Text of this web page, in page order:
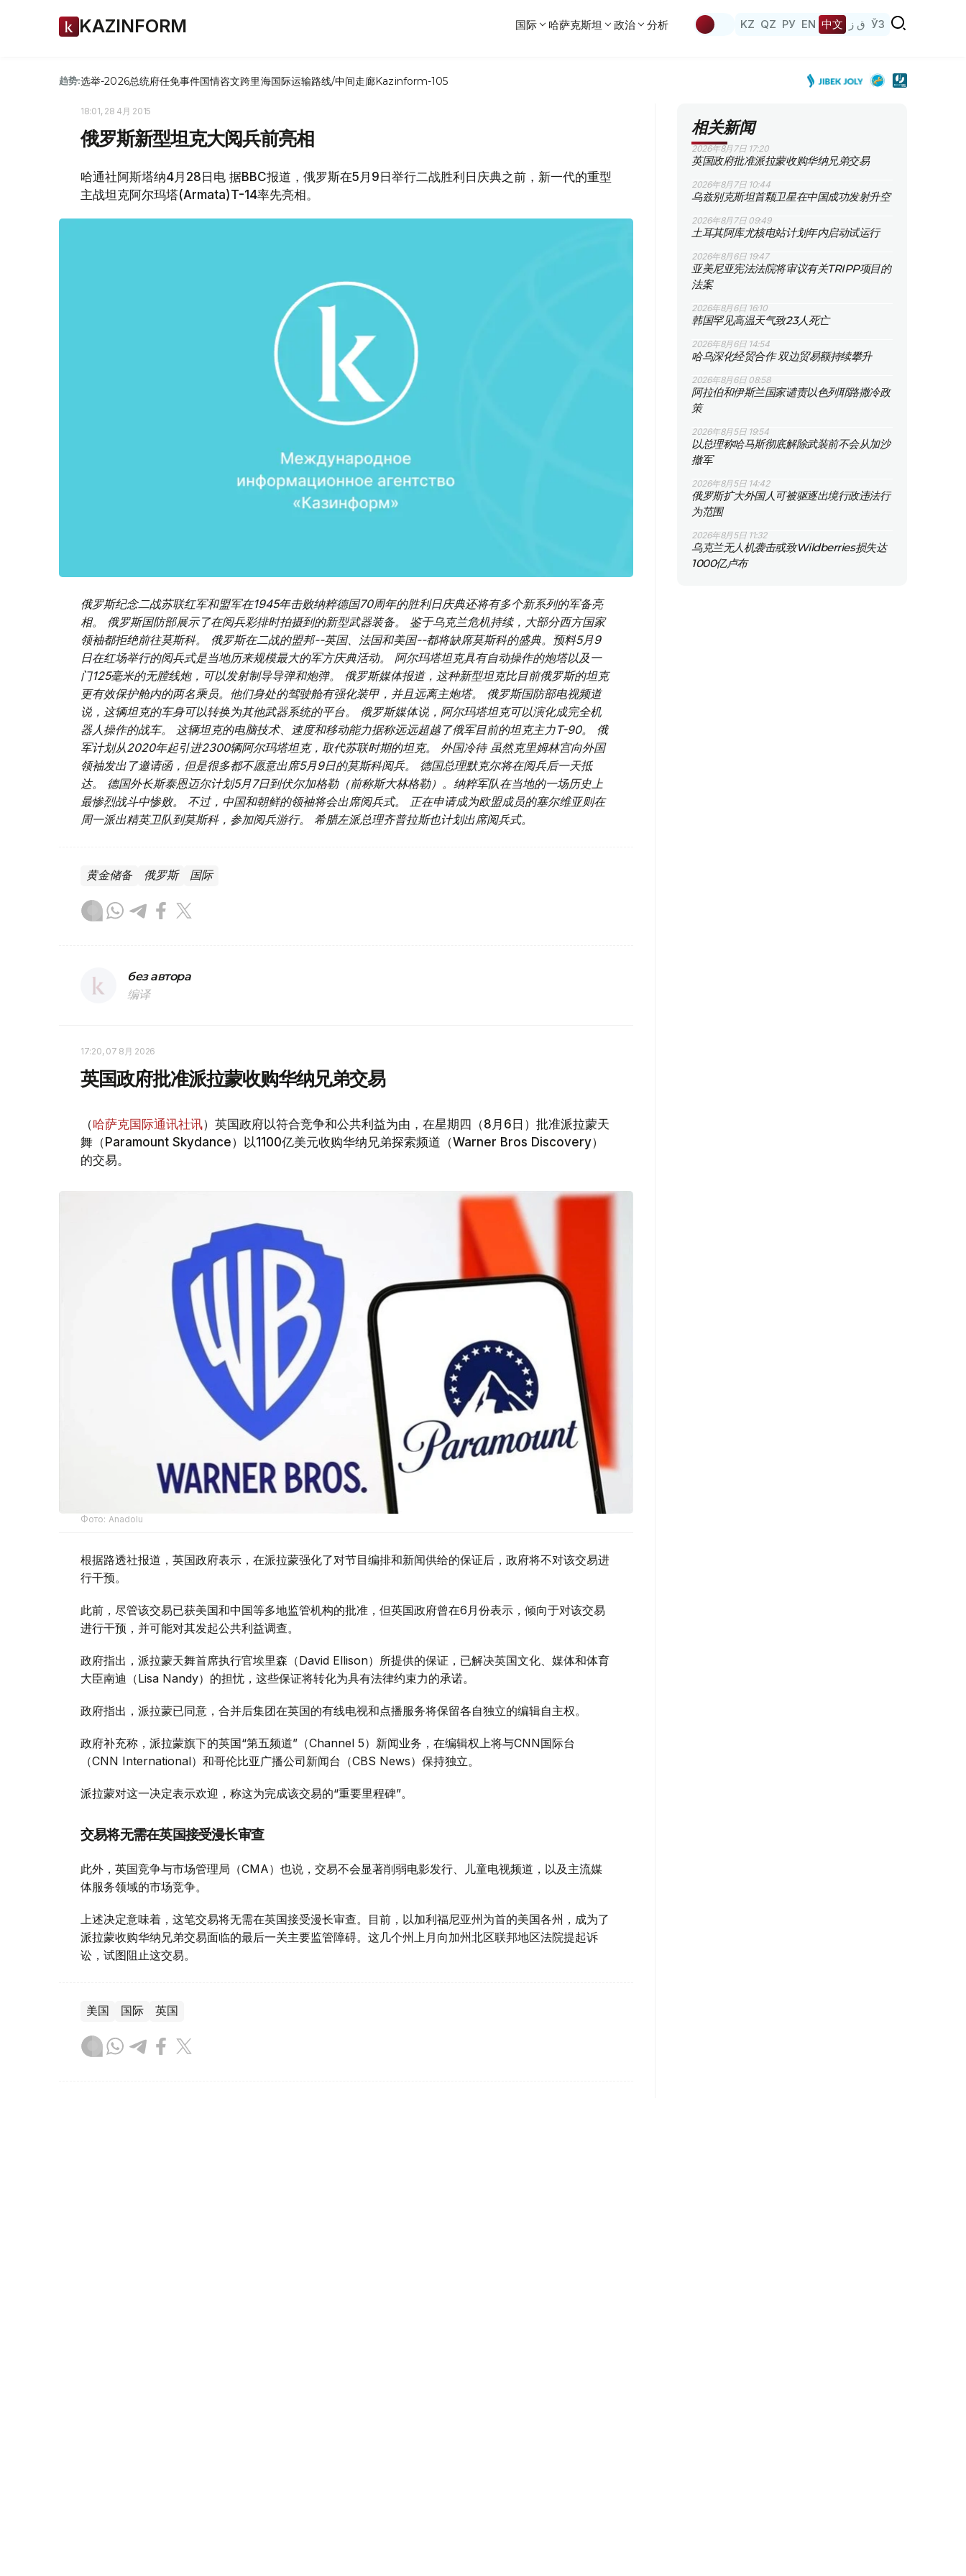
KAZINFORM 国际 哈萨克斯坦 政治 分析 KZ QZ РУ EN 中文 ق ز ЎЗ
趋势:选举-2026总统府任免事件国情咨文跨里海国际运输路线/中间走廊Kazinform-105
18:01, 28 4月 2015
俄罗斯新型坦克大阅兵前亮相
哈通社阿斯塔纳4月28日电 据BBC报道，俄罗斯在5月9日举行二战胜利日庆典之前，新一代的重型
主战坦克阿尔玛塔(Armata)T-14率先亮相。
俄罗斯纪念二战苏联红军和盟军在1945年击败纳粹德国70周年的胜利日庆典还将有多个新系列的军备亮
相。 俄罗斯国防部展示了在阅兵彩排时拍摄到的新型武器装备。 鉴于乌克兰危机持续，大部分西方国家
领袖都拒绝前往莫斯科。 俄罗斯在二战的盟邦--英国、法国和美国--都将缺席莫斯科的盛典。预料5月9
日在红场举行的阅兵式是当地历来规模最大的军方庆典活动。 阿尔玛塔坦克具有自动操作的炮塔以及一
门125毫米的无膛线炮，可以发射制导导弹和炮弹。 俄罗斯媒体报道，这种新型坦克比目前俄罗斯的坦克
更有效保护舱内的两名乘员。他们身处的驾驶舱有强化装甲，并且远离主炮塔。 俄罗斯国防部电视频道
说，这辆坦克的车身可以转换为其他武器系统的平台。 俄罗斯媒体说，阿尔玛塔坦克可以演化成完全机
器人操作的战车。 这辆坦克的电脑技术、速度和移动能力据称远远超越了俄军目前的坦克主力T-90。 俄
军计划从2020年起引进2300辆阿尔玛塔坦克，取代苏联时期的坦克。 外国冷待 虽然克里姆林宫向外国
领袖发出了邀请函，但是很多都不愿意出席5月9日的莫斯科阅兵。 德国总理默克尔将在阅兵后一天抵
达。 德国外长斯泰恩迈尔计划5月7日到伏尔加格勒（前称斯大林格勒）。纳粹军队在当地的一场历史上
最惨烈战斗中惨败。 不过，中国和朝鲜的领袖将会出席阅兵式。 正在申请成为欧盟成员的塞尔维亚则在
周一派出精英卫队到莫斯科，参加阅兵游行。 希腊左派总理齐普拉斯也计划出席阅兵式。
黄金储备 俄罗斯 国际
без автора
编译
17:20, 07 8月 2026
英国政府批准派拉蒙收购华纳兄弟交易
（哈萨克国际通讯社讯）英国政府以符合竞争和公共利益为由，在星期四（8月6日）批准派拉蒙天
舞（Paramount Skydance）以1100亿美元收购华纳兄弟探索频道（Warner Bros Discovery）
的交易。
Фото: Аnadolu
根据路透社报道，英国政府表示，在派拉蒙强化了对节目编排和新闻供给的保证后，政府将不对该交易进
行干预。
此前，尽管该交易已获美国和中国等多地监管机构的批准，但英国政府曾在6月份表示，倾向于对该交易
进行干预，并可能对其发起公共利益调查。
政府指出，派拉蒙天舞首席执行官埃里森（David Ellison）所提供的保证，已解决英国文化、媒体和体育
大臣南迪（Lisa Nandy）的担忧，这些保证将转化为具有法律约束力的承诺。
政府指出，派拉蒙已同意，合并后集团在英国的有线电视和点播服务将保留各自独立的编辑自主权。
政府补充称，派拉蒙旗下的英国“第五频道”（Channel 5）新闻业务，在编辑权上将与CNN国际台
（CNN International）和哥伦比亚广播公司新闻台（CBS News）保持独立。
派拉蒙对这一决定表示欢迎，称这为完成该交易的“重要里程碑”。
交易将无需在英国接受漫长审查
此外，英国竞争与市场管理局（CMA）也说，交易不会显著削弱电影发行、儿童电视频道，以及主流媒
体服务领域的市场竞争。
上述决定意味着，这笔交易将无需在英国接受漫长审查。目前，以加利福尼亚州为首的美国各州，成为了
派拉蒙收购华纳兄弟交易面临的最后一关主要监管障碍。这几个州上月向加州北区联邦地区法院提起诉
讼，试图阻止这交易。
美国 国际 英国
相关新闻
2026年8月7日 17:20
英国政府批准派拉蒙收购华纳兄弟交易
2026年8月7日 10:44
乌兹别克斯坦首颗卫星在中国成功发射升空
2026年8月7日 09:49
土耳其阿库尤核电站计划年内启动试运行
2026年8月6日 19:47
亚美尼亚宪法法院将审议有关TRIPP项目的
法案
2026年8月6日 16:10
韩国罕见高温天气致23人死亡
2026年8月6日 14:54
哈乌深化经贸合作 双边贸易额持续攀升
2026年8月6日 08:58
阿拉伯和伊斯兰国家谴责以色列耶路撒冷政
策
2026年8月5日 19:54
以总理称哈马斯彻底解除武装前不会从加沙
撤军
2026年8月5日 14:42
俄罗斯扩大外国人可被驱逐出境行政违法行
为范围
2026年8月5日 11:32
乌克兰无人机袭击或致Wildberries损失达
1000亿卢布